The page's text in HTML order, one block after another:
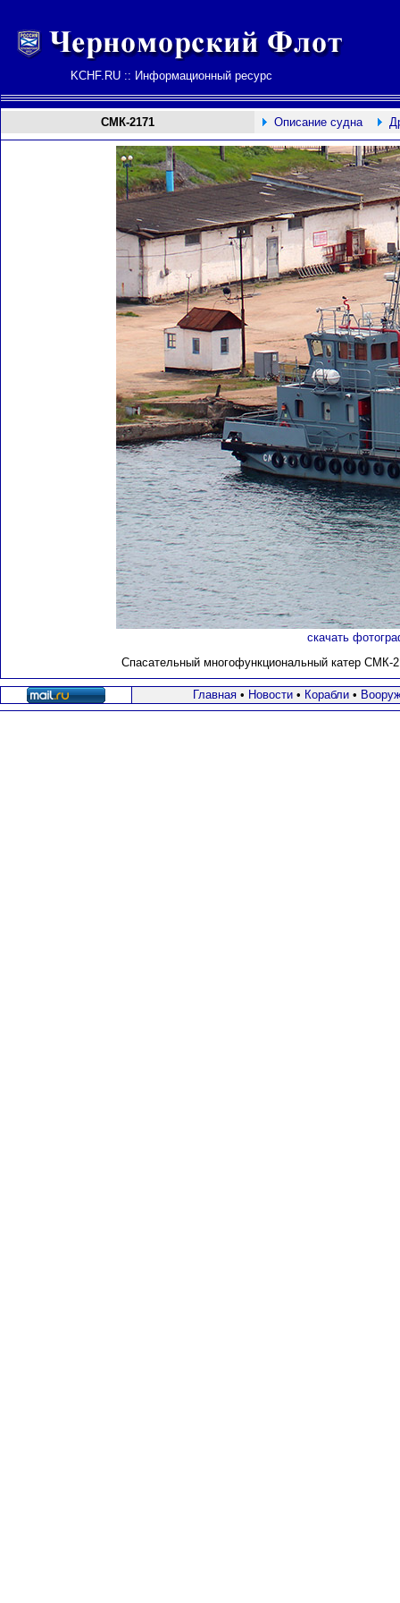
KCHF.RU :: Информационный ресурс
СМК-2171 Описание судна
скачать
Спасательный многофункциональный катер
Главная• Новости• Корабли•